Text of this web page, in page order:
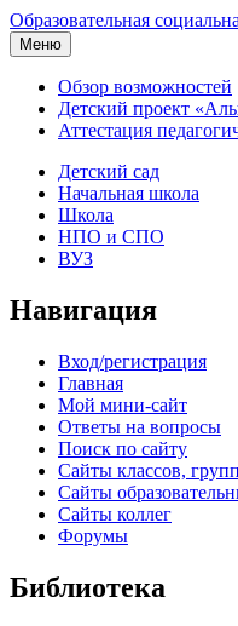
Образовательная
Меню
Обзор возможностей
Детский проект
Аттестация
Детский сад
Начальная школа
Школа
НПО и СПО
ВУЗ
Навигация
Вход/регистрация
Главная
Мой мини-сайт
Ответы на вопросы
Поиск по сайту
Сайты классов,
Сайты
Сайты коллег
Форумы
Библиотека